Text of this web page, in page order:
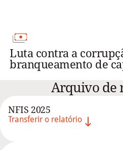
Luta contra a
branqueamento de
Arquivo de
NFIS 2025
Transferir o relatório